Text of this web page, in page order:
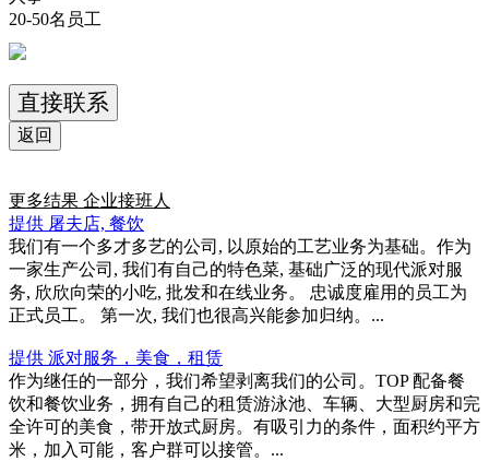
20-50名员工
直接联系
返回
更多结果 企业接班人
提供 屠夫店, 餐饮
我们有一个多才多艺的公司, 以原始的工艺业务为基础。作为
一家生产公司, 我们有自己的特色菜, 基础广泛的现代派对服
务, 欣欣向荣的小吃, 批发和在线业务。 忠诚度雇用的员工为
正式员工。 第一次, 我们也很高兴能参加归纳。...
提供 派对服务，美食，租赁
作为继任的一部分，我们希望剥离我们的公司。TOP 配备餐
饮和餐饮业务，拥有自己的租赁游泳池、车辆、大型厨房和完
全许可的美食，带开放式厨房。有吸引力的条件，面积约平方
米，加入可能，客户群可以接管。...